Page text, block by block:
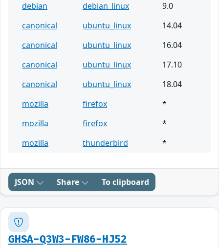
debian
debian_linux
9.0
canonical
ubuntu_linux
14.04
canonical
ubuntu_linux
16.04
canonical
ubuntu_linux
17.10
canonical
ubuntu_linux
18.04
mozilla
firefox
*
mozilla
firefox
*
mozilla
thunderbird *
JSON Share To clipboard
GHSA-Q3W3-FW86-HJ52